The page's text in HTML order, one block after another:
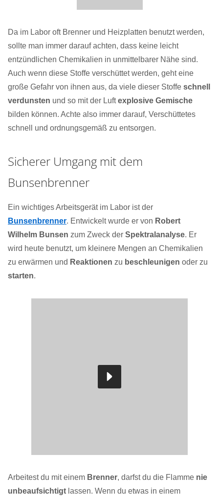
Da im Labor oft Brenner und Heizplatten benutzt werden,
sollte man immer darauf achten, dass keine leicht
entzündlichen Chemikalien in unmittelbarer Nähe sind.
Auch wenn diese Stoffe verschüttet werden, geht eine
große Gefahr von ihnen aus, da viele dieser Stoffe schnell
verdunsten und so mit der Luftexplosive Gemische
bilden können. Achte also immer darauf, Verschüttetes
schnell und ordnungsgemäß zu entsorgen.
Sicherer Umgang mit dem
Bunsenbrenner
Ein wichtiges Arbeitsgerät im Labor ist der
Bunsenbrenner. Entwickelt wurde er von Robert
Wilhelm Bunsen zum Zweck der Spektralanalyse. Er
wird heute benutzt, um kleinere Mengen an Chemikalien
zu erwärmen und Reaktionen zu beschleunigen oder zu
starten.
Arbeitest du mit einem Brenner, darfst du die Flamme nie
unbeaufsichtigt lassen. Wenn du etwas in einem